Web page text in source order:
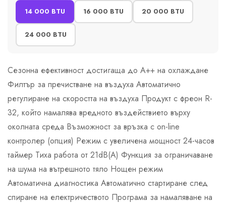
14 000 BTU 16 000 BTU 20 000 BTU
24 000 BTU
Сезонна ефективност достигаща до А++ на охлаждане
Филтър за пречистване на въздуха Автоматично
регулиране на скоростта на въздуха Продукт с фреон R-
32, който намалява вредното въздействието върху
околната среда Възможност за връзка с on-line
контролер (опция) Режим с увеличена мощност 24-часов
таймер Тиха работа от 21dB(A) Функция за ограничаване
на шума на вътрешното тяло Нощен режим
Автоматична диагностика Автоматично стартиране след
спиране на електричеството Програма за намаляване на